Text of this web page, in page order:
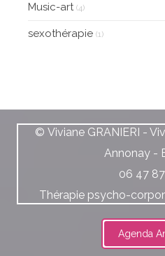
Music-art (4)
sexothérapie (1)
© Viviane GRANIERI -
Annonay -
06 47
Thérapie psycho-
Agenda